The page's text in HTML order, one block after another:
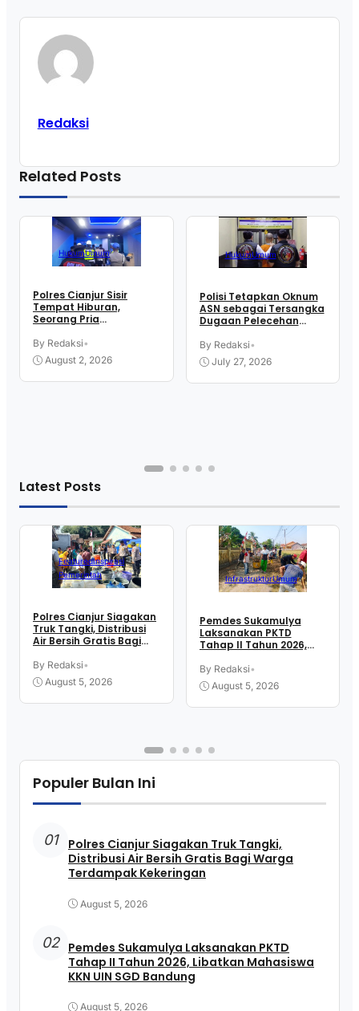
Redaksi
Related Posts
HukumUmum
Polres Cianjur Sisir
Tempat Hiburan,
Seorang Pria
Urine
By Redaksi•
August 2, 2026
HukumUmum
Polisi Tetapkan Oknum
ASN sebagai Tersangka
Dugaan Pelecehan
Rekrutmen Kerja
By Redaksi•
July 27, 2026
Latest Posts
FeaturedInspirasi
Pemerintah
Polres Cianjur Siagakan
Truk Tangki, Distribusi
Air Bersih Gratis Bagi
Kekeringan
By Redaksi•
August 5, 2026
InfrastrukturUmum
Pemdes Sukamulya
Laksanakan PKTD
Tahap II Tahun 2026,
KKN UIN SGD Bandung
By Redaksi•
August 5, 2026
Populer Bulan Ini
01
Polres Cianjur Siagakan Truk Tangki,
Distribusi Air Bersih Gratis Bagi Warga
Terdampak Kekeringan
August 5, 2026
02 Pemdes Sukamulya Laksanakan PKTD
Tahap II Tahun 2026, Libatkan Mahasiswa
KKN UIN SGD Bandung
August 5, 2026